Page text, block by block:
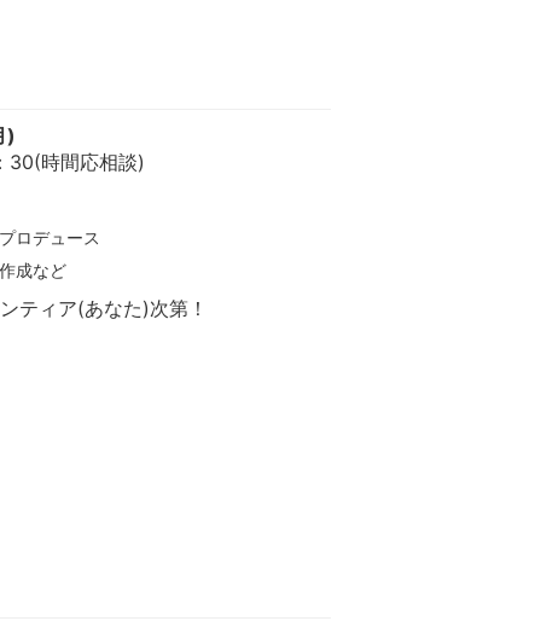
)
30(時間応相談)
ロデュース
成など
ティア(あなた)次第！